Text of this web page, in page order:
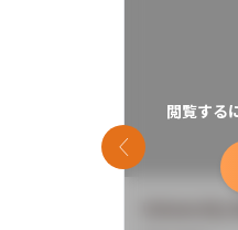
閲覧する
前のスライド